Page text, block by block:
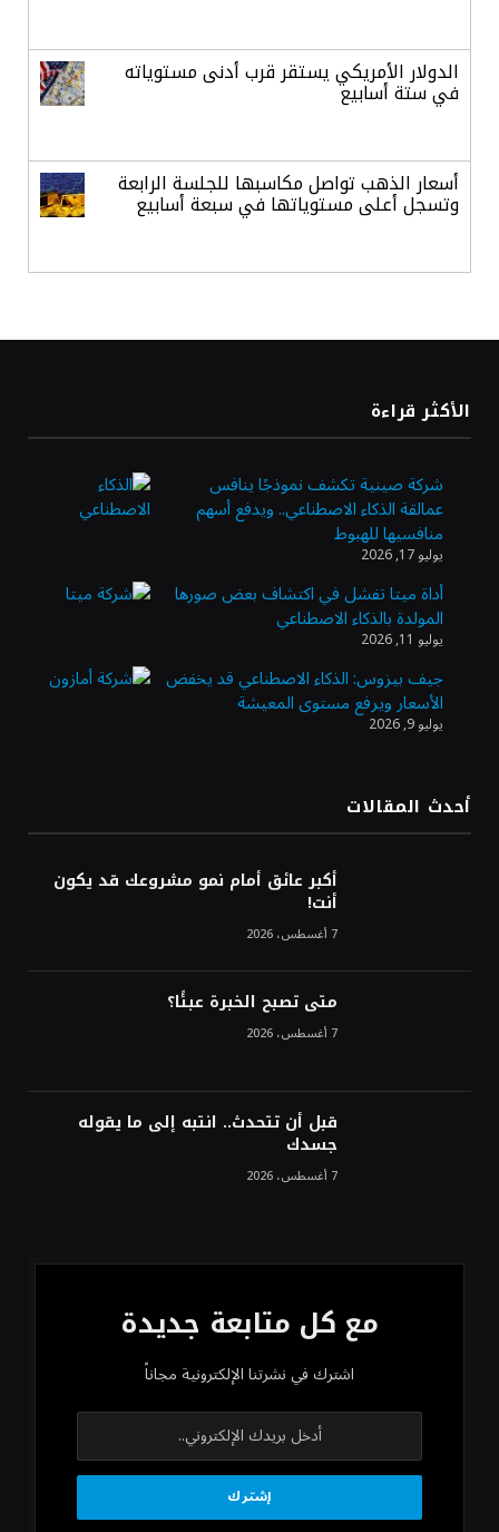
الدولار الأمريكي يستقر قرب أدنى مستوياته
في ستة أسابيع
أسعار الذهب تواصل مكاسبها للجلسة الرابعة
وتسجل أعلى مستوياتها في سبعة أسابيع
«طيران الرياض» يدشن أولى رحلاته إلى مومباي
ويضيف الوجهة التشغيلية الثامنة
وزير الاستثمار: الموافقة على رخصة مزاولة
الأنشطة المالية عابرة الحدود تطوير للبيئة
الاستثمارية
الذهب يسجل أعلى مستوى في أسبوعين بدعم
من تراجع الدولار
الدولار الأمريكي يتراجع قرب أدنى مستوياته
ترقب تطورات الوساطة بشأن الحرب
الأكثر قراءة
شركة صينية تكشف نموذجًا ينافس
عمالقة الذكاء الاصطناعي.. ويدفع أسهم
منافسيها للهبوط
يوليو 17, 2026
أداة ميتا تفشل في اكتشاف بعض صورها
المولدة بالذكاء الاصطناعي
يوليو 11, 2026
جيف بيزوس: الذكاء الاصطناعي قد يخفض
الأسعار ويرفع مستوى المعيشة
يوليو 9, 2026
أحدث المقالات
أكبر عائق أمام نمو مشروعك قد يكون
أنت!
7 أغسطس، 2026
متى تصبح الخبرة عبئًا؟
7 أغسطس، 2026
قبل أن تتحدث.. انتبه إلى ما يقوله
جسدك
7 أغسطس، 2026
مع كل متابعة جديدة
اشترك في نشرتنا الإلكترونية مجاناً